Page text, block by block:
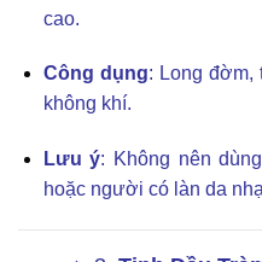
cao.
Công dụng: Long đờm,
không khí.
Lưu ý: Không nên
hoặc người có làn da